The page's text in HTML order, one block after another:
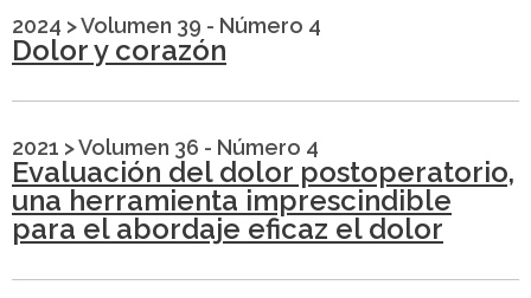
2024 >Volumen 39 - Número 4
Dolor y corazón
2021 >Volumen 36 - Número 4
Evaluación del dolor postoperatorio,
una herramienta imprescindible
para el abordaje eficaz el dolor